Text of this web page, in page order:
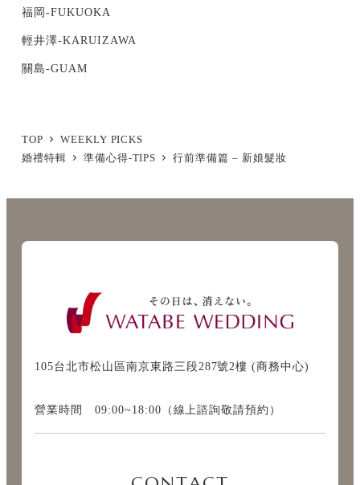
福岡-FUKUOKA
輕井澤-KARUIZAWA
關島-GUAM
TOP
WEEKLY PICKS
婚禮特輯
準備心得-TIPS 行前準備篇 – 新娘髮妝
105台北市松山區南京東路三段287號2樓 (商務中心)
營業時間 09:00~18:00（線上諮詢敬請預約）